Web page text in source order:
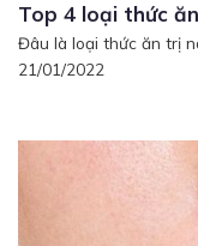
Top 4 loại thức
Đâu là loại thức ăn trị
21/01/2022